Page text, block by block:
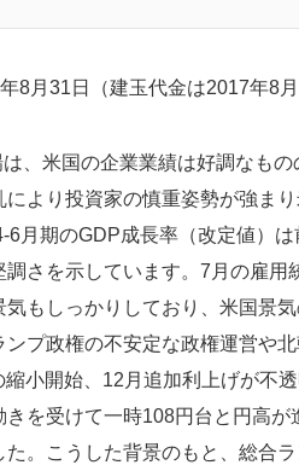
8月31日（建玉代金は2017年8月
、米国の企業業績は好調なも
より投資家の慎重姿勢が強ま
6月期のGDP成長率（改定値）
調さを示しています。7月の雇
もしっかりしており、米国景
プ政権の不安定な政権運営や
小開始、12月追加利上げが不
きを受けて一時108円台と円高
。こうした背景のもと、総合